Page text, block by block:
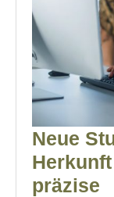
Neue
präzise